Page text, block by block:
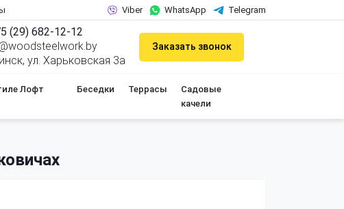
Viber WhatsApp Telegram
(29) 682-12-12
ул. Харьковская 3а
Заказать звонок
Лофт Беседки Террасы
Садовые
качели